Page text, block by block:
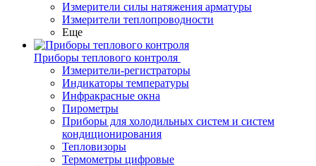
Измерители силы натяжения арматуры
Измерители теплопроводности
Еще
Приборы теплового контроля
Измерители-регистраторы
Индикаторы температуры
Инфракрасные окна
Пирометры
Приборы для холодильных систем и систем
кондиционирования
Тепловизоры
Термометры цифровые